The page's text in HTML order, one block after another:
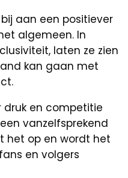
aan een positiever
algemeen. In
laten ze zien
kan gaan met
druk en competitie
vanzelfsprekend
het op en wordt het
en volgers